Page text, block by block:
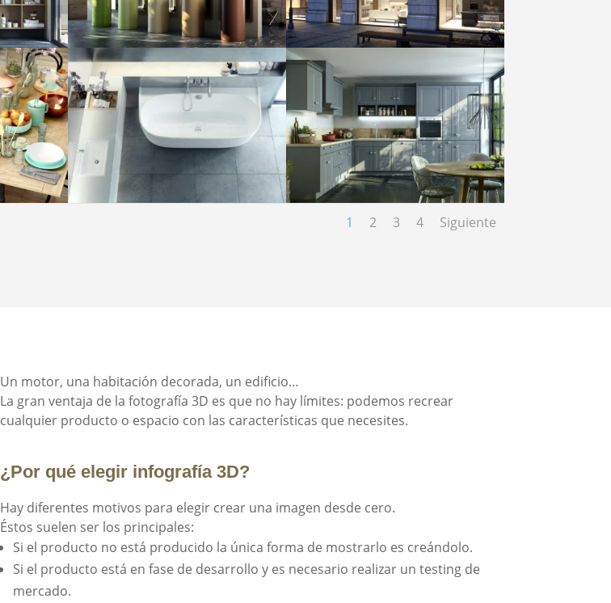
1 2 3 4 Siguiente
Un motor, una habitación decorada, un edificio…
La gran ventaja de la fotografía 3D es que no hay límites: podemos recrear
cualquier producto o espacio con las características que necesites.
¿Por qué elegir infografía 3D?
Hay diferentes motivos para elegir crear una imagen desde cero.
Éstos suelen ser los principales:
Si el producto no está producido la única forma de mostrarlo es creándolo.
Si el producto está en fase de desarrollo y es necesario realizar un testing de
mercado.